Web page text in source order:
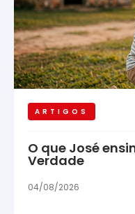
ARTIGOS
O que José
Verdade
04/08/2026